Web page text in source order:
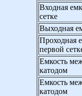
Входная
сетке
Выходная
Проходная
первой
Емкость
катодом
Емкость
катодом